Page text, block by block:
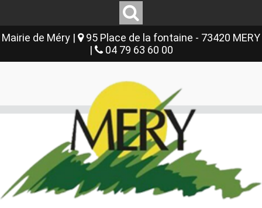
Mairie de Méry |
95 Place de la fontaine - 73420 MERY
|
04 79 63 60 00